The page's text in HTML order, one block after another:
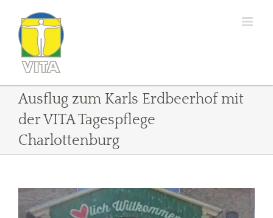
Inhalt
springen
Ausflug zum Karls Erdbeerhof mit
der VITA Tagespflege
Charlottenburg
Zeige
grösseres